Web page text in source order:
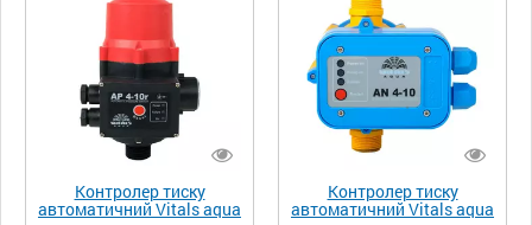
Контролер тиску
автоматичний Vitals aqua
Контролер тиску
автоматичний Vitals aqua